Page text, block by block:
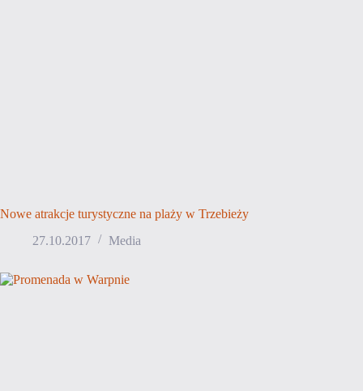
Nowe atrakcje turystyczne na plaży w Trzebieży
27.10.2017
Media